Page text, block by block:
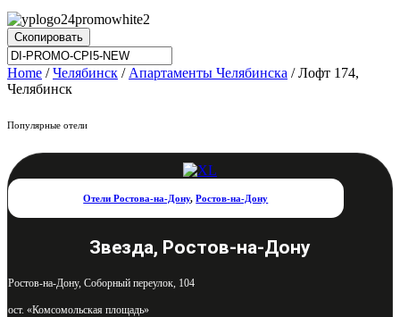
Скопировать
Home /Челябинск / Апартаменты Челябинска / Лофт 174,
Челябинск
Популярные отели
Отели Ростова-на-Дону,Ростов-на-Дону
Звезда, Ростов-на-Дону
Ростов-на-Дону, Соборный переулок, 104
ост. «Комсомольская площадь»